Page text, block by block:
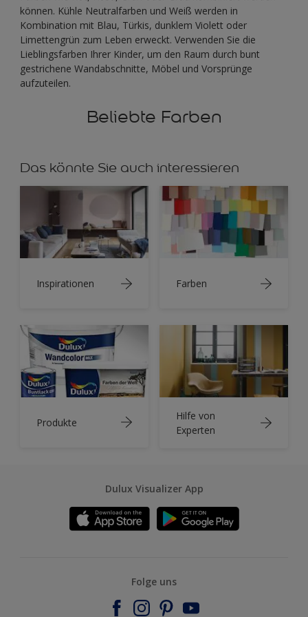
können. Kühle Neutralfarben und Weiß werden in
Kombination mit Blau, Türkis, dunklem Violett oder
Limettengrün zum Leben erweckt. Verwenden Sie die
Lieblingsfarben Ihrer Kinder, um den Raum durch bunt
gestrichene Wandabschnitte, Möbel und Vorsprünge
aufzuteilen.
Beliebte Farben
Das könnte Sie auch interessieren
Inspirationen Farben
Produkte
Hilfe von
Experten
Dulux Visualizer App
Folge uns